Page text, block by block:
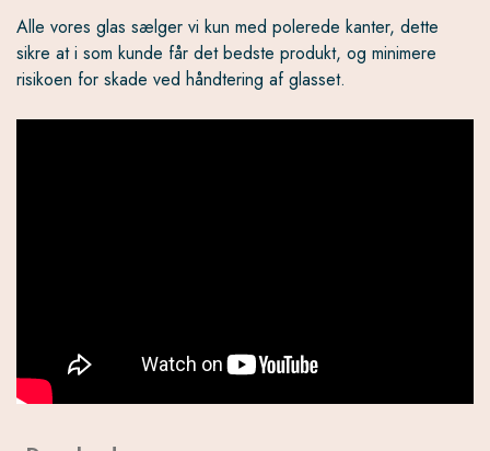
Alle vores glas sælger vi kun med polerede kanter, dette
sikre at i som kunde får det bedste produkt, og minimere
risikoen for skade ved håndtering af glasset.